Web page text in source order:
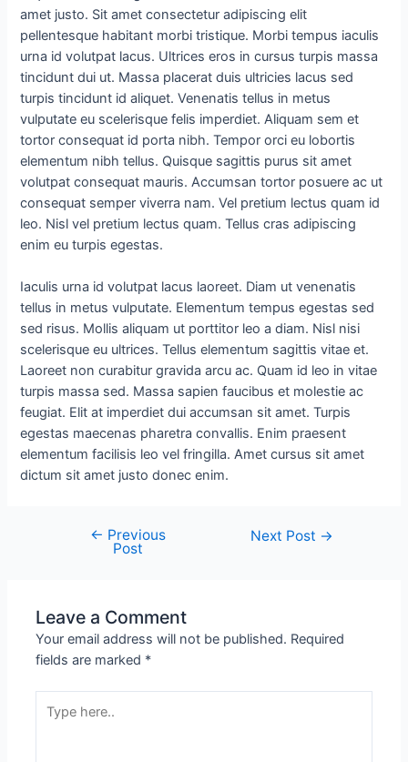
amet justo. Sit amet consectetur adipiscing elit
pellentesque habitant morbi tristique. Morbi tempus iaculis
urna id volutpat lacus. Ultrices eros in cursus turpis massa
tincidunt dui ut. Massa placerat duis ultricies lacus sed
turpis tincidunt id aliquet. Venenatis tellus in metus
vulputate eu scelerisque felis imperdiet. Aliquam sem et
tortor consequat id porta nibh. Tempor orci eu lobortis
elementum nibh tellus. Quisque sagittis purus sit amet
volutpat consequat mauris. Accumsan tortor posuere ac ut
consequat semper viverra nam. Vel pretium lectus quam id
leo. Nisl vel pretium lectus quam. Tellus cras adipiscing
enim eu turpis egestas.
Iaculis urna id volutpat lacus laoreet. Diam ut venenatis
tellus in metus vulputate. Elementum tempus egestas sed
sed risus. Mollis aliquam ut porttitor leo a diam. Nisl nisi
scelerisque eu ultrices. Tellus elementum sagittis vitae et.
Laoreet non curabitur gravida arcu ac. Quam id leo in vitae
turpis massa sed. Massa sapien faucibus et molestie ac
feugiat. Elit at imperdiet dui accumsan sit amet. Turpis
egestas maecenas pharetra convallis. Enim praesent
elementum facilisis leo vel fringilla. Amet cursus sit amet
dictum sit amet justo donec enim.
← Previous
Post
Next Post →
Leave a Comment
Your email address will not be published. Required
fields are marked *
here..